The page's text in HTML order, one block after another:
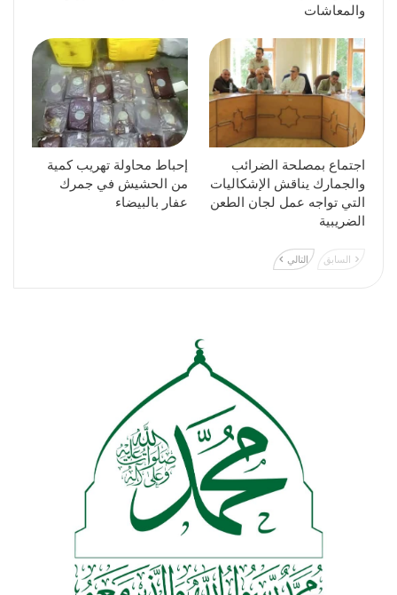
والمعاشات
اجتماع بمصلحة الضرائب
والجمارك يناقش الإشكاليات
التي تواجه عمل لجان الطعن
الضريبية
إحباط محاولة تهريب كمية
من الحشيش في جمرك
عفار بالبيضاء
السابق التالي